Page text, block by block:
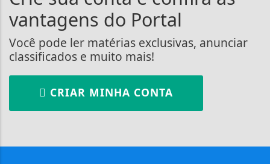
vantagens do Portal
Você pode ler matérias exclusivas, anunciar
classificados e muito mais!
CRIAR MINHA CONTA